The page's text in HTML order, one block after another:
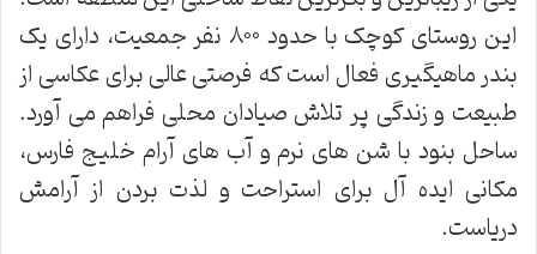
این روستای کوچک با حدود ۸۰۰ نفر جمعیت، دارای یک
بندر ماهیگیری فعال است که فرصتی عالی برای عکاسی از
طبیعت و زندگی پر تلاش صیادان محلی فراهم می آورد.
ساحل بنود با شن های نرم و آب های آرام خلیج فارس،
مکانی ایده آل برای استراحت و لذت بردن از آرامش
دریاست.